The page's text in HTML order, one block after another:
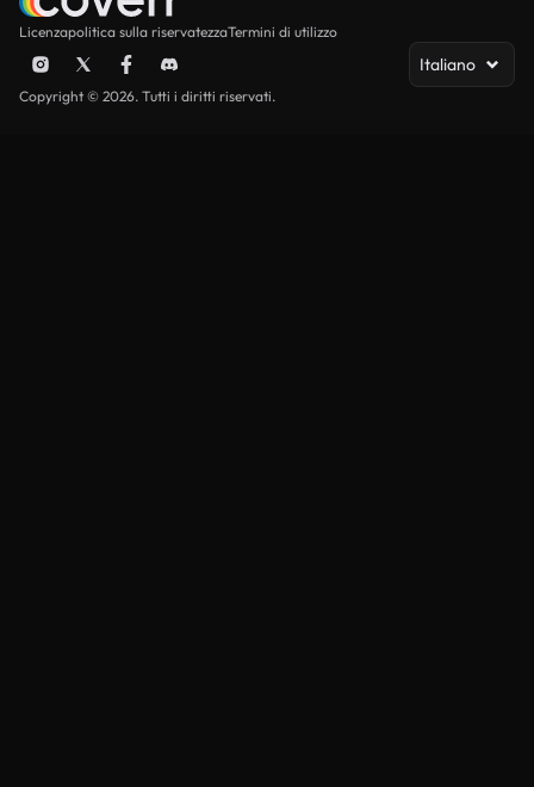
Licenzapolitica sulla riservatezzaTermini di utilizzo
Italiano
Copyright © 2026. Tutti i diritti riservati.